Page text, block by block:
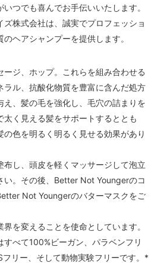
つでも喜んでお手伝いいたします。
ズ株式会社は、誠実でプロフェッショ
ヘアシャンプーを提供します。
ージ、ホップ。これらを組み合わせる
ラル、抗酸化物質を豊富に含んだ処方
え、髪の毛を強化し、毛穴の詰まりを
く見える髪をサポートするととも
の色を明るく明るく見せる効果があり
布し、頭皮を軽くマッサージして泡立
い。その後、Better Not Youngerのコ
Not Youngerのバターマスクをご
を変えることを使命としています。
すべて100%ビーガン、パラベンフリ
リー、そして動物実験フリーです。*